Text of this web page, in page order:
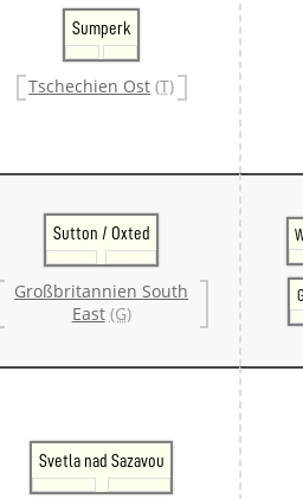
Sumperk
Tschechien Ost (T)
Sutton / Oxted
Großbritannien South
East (G)
Svetla nad Sazavou